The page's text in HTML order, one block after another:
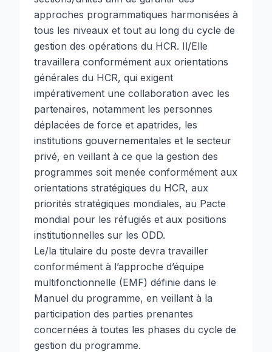
approches programmatiques harmonisées à
tous les niveaux et tout au long du cycle de
gestion des opérations du HCR. Il/Elle
travaillera conformément aux orientations
générales du HCR, qui exigent
impérativement une collaboration avec les
partenaires, notamment les personnes
déplacées de force et apatrides, les
institutions gouvernementales et le secteur
privé, en veillant à ce que la gestion des
programmes soit menée conformément aux
orientations stratégiques du HCR, aux
priorités stratégiques mondiales, au Pacte
mondial pour les réfugiés et aux positions
institutionnelles sur les ODD.
Le/la titulaire du poste devra travailler
conformément à l’approche d’équipe
multifonctionnelle (EMF) définie dans le
Manuel du programme, en veillant à la
participation des parties prenantes
concernées à toutes les phases du cycle de
gestion du programme.